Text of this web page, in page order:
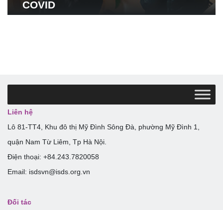
COVID
Liên hệ
Lô 81-TT4, Khu đô thị Mỹ Đình Sông Đà, phường Mỹ Đình 1,
quận Nam Từ Liêm, Tp Hà Nội.
Điện thoại: +84.243.7820058
Email: isdsvn@isds.org.vn
Đối tác